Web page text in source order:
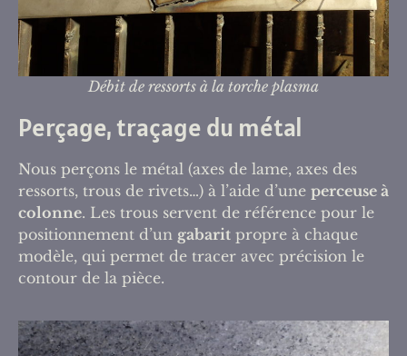
Débit de ressorts à la torche plasma
Perçage, traçage du métal
Nous perçons le métal (axes de lame, axes des
ressorts, trous de rivets…) à l’aide d’une perceuse à
colonne. Les trous servent de référence pour le
positionnement d’un gabarit propre à chaque
modèle, qui permet de tracer avec précision le
contour de la pièce.